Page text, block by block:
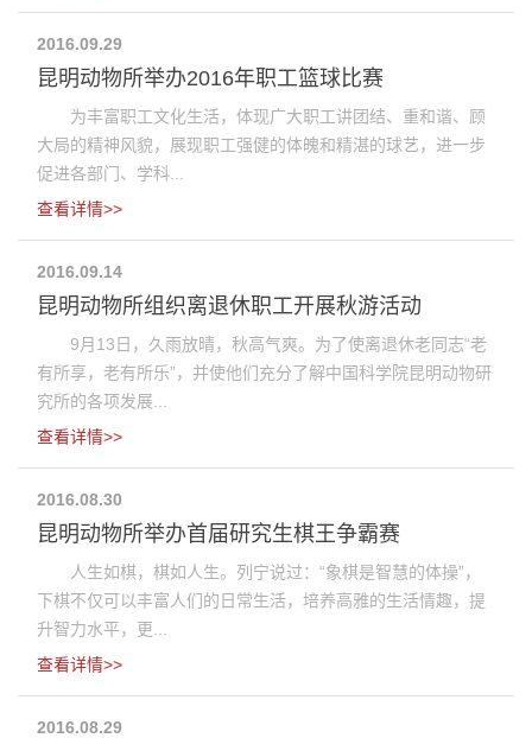
2016.09.29
昆明动物所举办2016年职工篮球比赛
为丰富职工文化生活，体现广大职工讲团结、重和谐、顾
大局的精神风貌，展现职工强健的体魄和精湛的球艺，进一步
促进各部门、学科...
查看详情>>
2016.09.14
昆明动物所组织离退休职工开展秋游活动
9月13日，久雨放晴，秋高气爽。为了使离退休老同志“老
有所享，老有所乐”，并使他们充分了解中国科学院昆明动物研
究所的各项发展...
查看详情>>
2016.08.30
昆明动物所举办首届研究生棋王争霸赛
人生如棋，棋如人生。列宁说过：“象棋是智慧的体操”，
下棋不仅可以丰富人们的日常生活，培养高雅的生活情趣，提
升智力水平，更...
查看详情>>
2016.08.29